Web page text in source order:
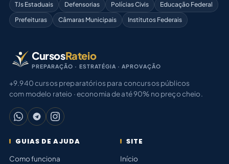
TJs Estaduais
Defensorias Polícias Civis
Educação Federal
Prefeituras
Câmaras Municipais Institutos Federais
CursosRateio
PREPARAÇÃO · ESTRATÉGIA · APROVAÇÃO
+9.940 cursos preparatórios para concursos públicos
com modelo rateio · economia de até 90% no preço cheio.
GUIAS DE AJUDA
Como funciona
SITE
Início